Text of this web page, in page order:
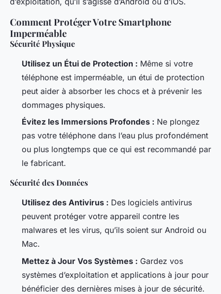
Comment Protéger Votre Smartphone
Imperméable
Sécurité Physique
Utilisez un Étui de Protection : Même si votre
téléphone est imperméable, un étui de protection
peut aider à absorber les chocs et à prévenir les
dommages physiques.
Évitez les Immersions Profondes : Ne plongez
pas votre téléphone dans l’eau plus profondément
ou plus longtemps que ce qui est recommandé par
le fabricant.
Sécurité des Données
Utilisez des Antivirus : Des logiciels antivirus
peuvent protéger votre appareil contre les
malwares et les virus, qu’ils soient sur Android ou
Mac.
Mettez à Jour Vos Systèmes : Gardez vos
systèmes d’exploitation et applications à jour pour
bénéficier des dernières mises à jour de sécurité.